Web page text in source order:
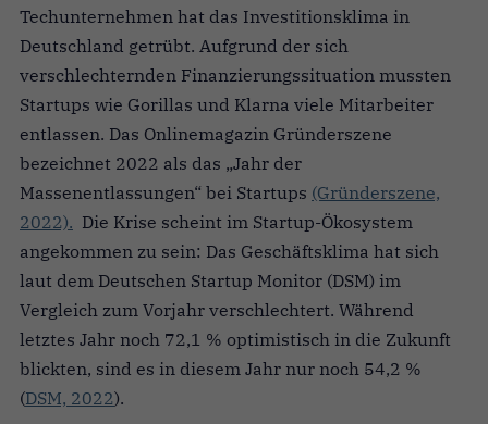
Techunternehmen hat das Investitionsklima in
Deutschland getrübt. Aufgrund der sich
verschlechternden Finanzierungssituation mussten
Startups wie Gorillas und Klarna viele Mitarbeiter
entlassen. Das Onlinemagazin Gründerszene
bezeichnet 2022 als das „Jahr der
Massenentlassungen“ bei Startups (Gründerszene,
2022). Die Krise scheint im Startup-Ökosystem
angekommen zu sein: Das Geschäftsklima hat sich
laut dem Deutschen Startup Monitor (DSM) im
Vergleich zum Vorjahr verschlechtert. Während
letztes Jahr noch 72,1 % optimistisch in die Zukunft
blickten, sind es in diesem Jahr nur noch 54,2 %
(DSM, 2022).